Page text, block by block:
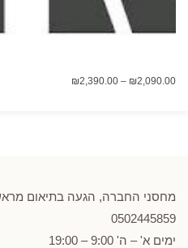
₪2,090.00
–
₪2,390.00
מחסני החברה, הגעה בתיאום מראש
0502445859
ימים א' – ה' 9:00 – 19:00